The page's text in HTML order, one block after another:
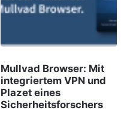
Mullvad Browser: Mit
integriertem VPN und
Plazet eines
Sicherheitsforschers